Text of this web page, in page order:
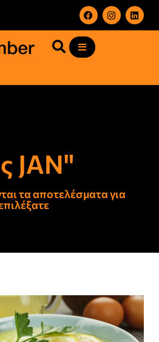
JΑΝ"
τα αποτελέσματα για